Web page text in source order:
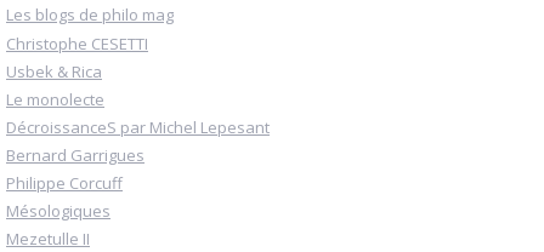
Les blogs de philo mag
Christophe CESETTI
Usbek & Rica
Le monolecte
DécroissanceS par Michel Lepesant
Bernard Garrigues
Philippe Corcuff
Mésologiques
Mezetulle II